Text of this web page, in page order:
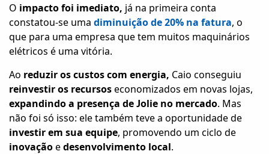
O impacto foi imediato, já na primeira conta
constatou-se uma diminuição de 20% na fatura, o
que para uma empresa que tem muitos maquinários
elétricos é uma vitória.
Ao reduzir os custos com energia, Caio conseguiu
reinvestir os recursoseconomizados em novas lojas,
expandindo a presença de Jolie no mercado. Mas
não foi só isso: ele também teve a oportunidade de
investir em sua equipe, promovendo um ciclo de
inovaçãoedesenvolvimento local.